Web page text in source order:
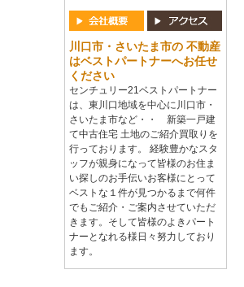
川口市・さいたま市の 不動産
はベストパートナーへお任せ
ください
センチュリー21ベストパートナー
は、東川口地域を中心に川口市・
さいたま市など・・ 新築一戸建
て中古住宅 土地のご紹介買取りを
行っております。 経験豊かなスタ
ッフが親身になって皆様のお住ま
い探しのお手伝いお客様にとって
ベストな１件が見つかるまで何件
でもご紹介・ご案内させていただ
きます。そして皆様のよきパート
ナーとなれる様日々努力しており
ます。